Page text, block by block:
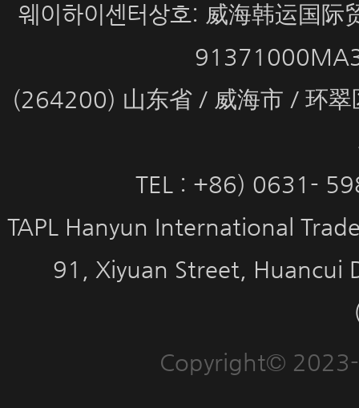
웨이하이센터상호: 威海韩运国
(264200) 山东省 / 威海市 / 环
TEL : +86) 0631-
TAPL Hanyun International
91, Xiyuan Street, Huancui
Copyright©